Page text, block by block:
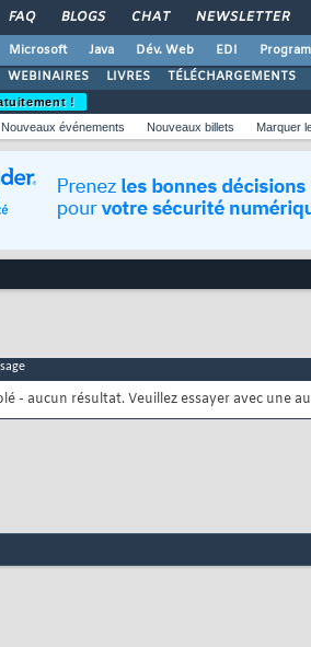
FAQ BLOGS CHAT NEWSLETTER
Microsoft Java Dév. Web EDI
WEBINAIRES LIVRES TÉLÉCHARGEMENTS
!
Nouveaux événements Nouveaux billets Marquer
- aucun résultat. Veuillez essayer avec une